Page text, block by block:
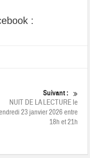
:
Suivant :
NUIT DE LA LECTURE le
23 janvier 2026 entre
18h et 21h